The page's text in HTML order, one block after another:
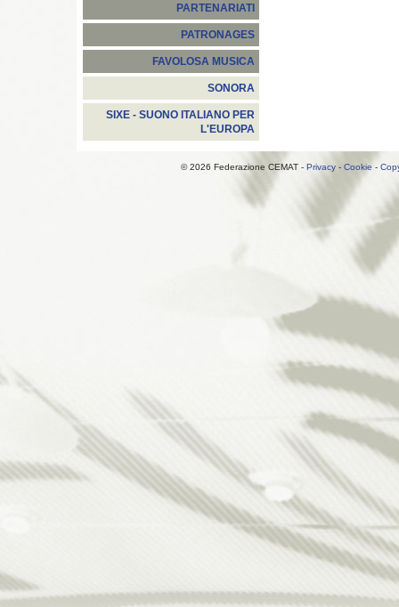
PARTENARIATI
PATRONAGES
FAVOLOSA MUSICA
SONORA
SIXE - SUONO ITALIANO PER
L'EUROPA
© 2026 Federazione CEMAT - Privacy - Cookie -